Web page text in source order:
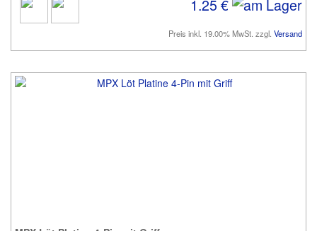
1.25 €
Preis inkl. 19.00% MwSt. zzgl. Versand